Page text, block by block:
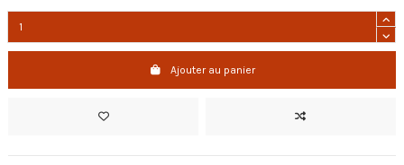
Ajouter au panier